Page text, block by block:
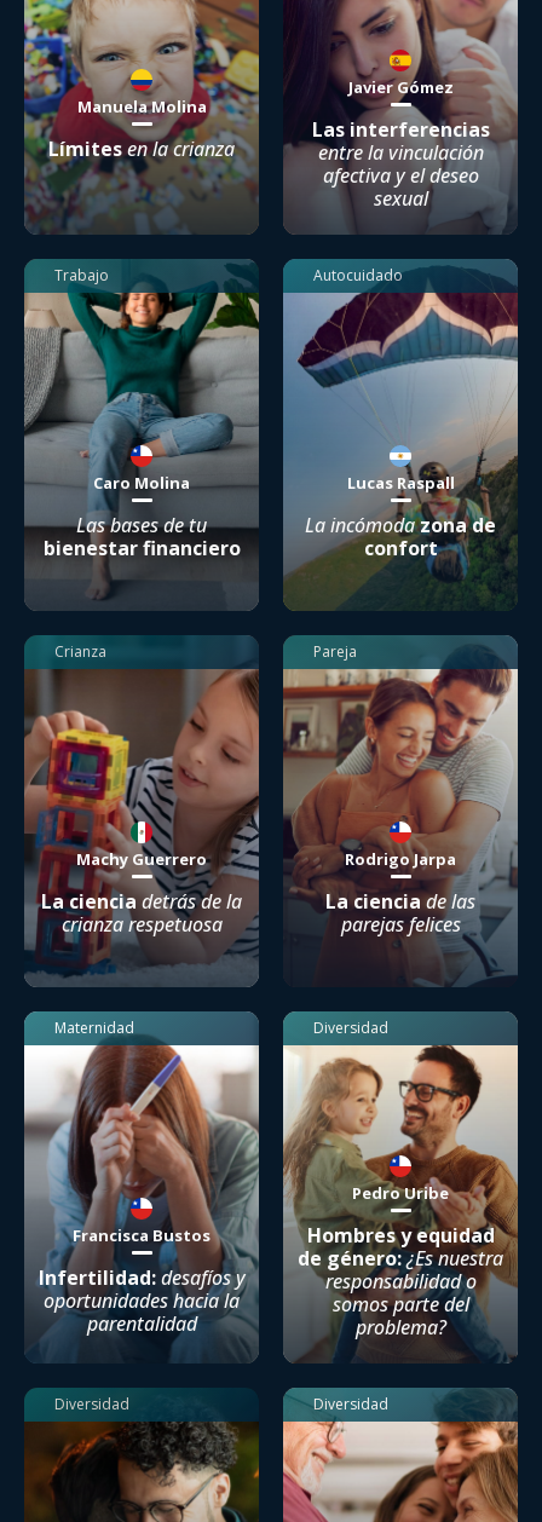
Manuela Molina
Límitesen la crianza
Javier Gómez
Las interferencias
entre la vinculación
afectiva y el deseo
sexual
Trabajo
Caro Molina
Las bases de tu
bienestar financiero
Autocuidado
Lucas Raspall
La incómodazona de
confort
Crianza
Machy Guerrero
La cienciadetrás de la
crianza respetuosa
Pareja
Rodrigo Jarpa
La cienciade las
parejas felices
Maternidad
Francisca Bustos
Infertilidad:desafíos y
oportunidades hacia la
parentalidad
Diversidad
Pedro Uribe
Hombres y equidad
de género:¿Es nuestra
responsabilidad o
somos parte del
problema?
Diversidad Diversidad